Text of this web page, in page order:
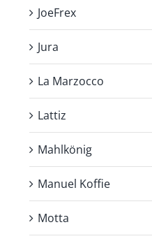
JoeFrex
Jura
La Marzocco
Lattiz
Mahlkönig
Manuel Koffie
Motta